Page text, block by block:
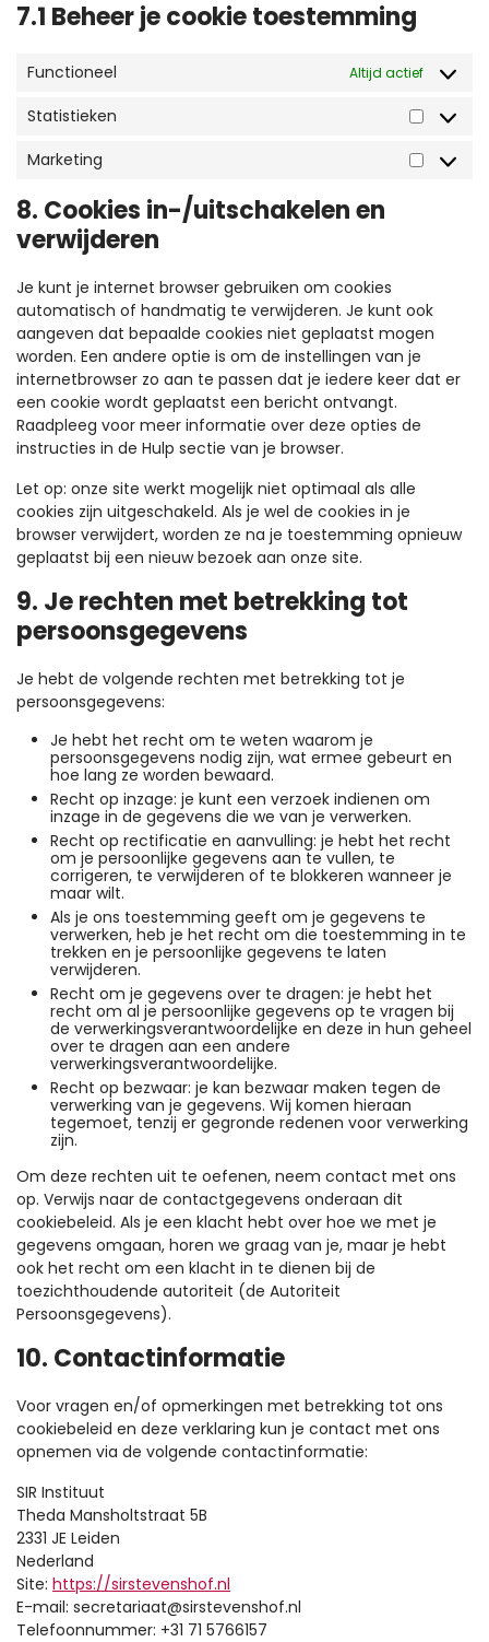
7.1 Beheer je cookie toestemming
Functioneel Altijd actief
Statistieken
Marketing
8. Cookies in-/uitschakelen en
verwijderen
Je kunt je internet browser gebruiken om cookies
automatisch of handmatig te verwijderen. Je kunt ook
aangeven dat bepaalde cookies niet geplaatst mogen
worden. Een andere optie is om de instellingen van je
internetbrowser zo aan te passen dat je iedere keer dat er
een cookie wordt geplaatst een bericht ontvangt.
Raadpleeg voor meer informatie over deze opties de
instructies in de Hulp sectie van je browser.
Let op: onze site werkt mogelijk niet optimaal als alle
cookies zijn uitgeschakeld. Als je wel de cookies in je
browser verwijdert, worden ze na je toestemming opnieuw
geplaatst bij een nieuw bezoek aan onze site.
9. Je rechten met betrekking tot
persoonsgegevens
Je hebt de volgende rechten met betrekking tot je
persoonsgegevens:
Je hebt het recht om te weten waarom je
persoonsgegevens nodig zijn, wat ermee gebeurt en
hoe lang ze worden bewaard.
Recht op inzage: je kunt een verzoek indienen om
inzage in de gegevens die we van je verwerken.
Recht op rectificatie en aanvulling: je hebt het recht
om je persoonlijke gegevens aan te vullen, te
corrigeren, te verwijderen of te blokkeren wanneer je
maar wilt.
Als je ons toestemming geeft om je gegevens te
verwerken, heb je het recht om die toestemming in te
trekken en je persoonlijke gegevens te laten
verwijderen.
Recht om je gegevens over te dragen: je hebt het
recht om al je persoonlijke gegevens op te vragen bij
de verwerkingsverantwoordelijke en deze in hun geheel
over te dragen aan een andere
verwerkingsverantwoordelijke.
Recht op bezwaar: je kan bezwaar maken tegen de
verwerking van je gegevens. Wij komen hieraan
tegemoet, tenzij er gegronde redenen voor verwerking
zijn.
Om deze rechten uit te oefenen, neem contact met ons
op. Verwijs naar de contactgegevens onderaan dit
cookiebeleid. Als je een klacht hebt over hoe we met je
gegevens omgaan, horen we graag van je, maar je hebt
ook het recht om een klacht in te dienen bij de
toezichthoudende autoriteit (de Autoriteit
Persoonsgegevens).
10. Contactinformatie
Voor vragen en/of opmerkingen met betrekking tot ons
cookiebeleid en deze verklaring kun je contact met ons
opnemen via de volgende contactinformatie:
SIR Instituut
Theda Mansholtstraat 5B
2331 JE Leiden
Nederland
Site: https://sirstevenshof.nl
E-mail: secretariaat@sirstevenshof.nl
Telefoonnummer: +31 71 5766157